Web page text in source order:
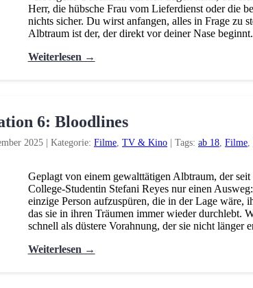
Herr, die hübsche Frau vom Lieferdienst oder die
nichts sicher. Du wirst anfangen, alles in Frage zu
Albtraum ist der, der direkt vor deiner Nase beginnt.
Weiterlesen →
6: Bloodlines
2025 | Kategorie: Filme TV & Kino | Tags: ab 18 Filme
Geplagt von einem gewalttätigen Albtraum, der
College-Studentin Stefani Reyes nur einen
einzige Person aufzuspüren, die in der Lage wäre,
das sie in ihren Träumen immer wieder durchlebt.
schnell als düstere Vorahnung, der sie nicht länger
Weiterlesen →